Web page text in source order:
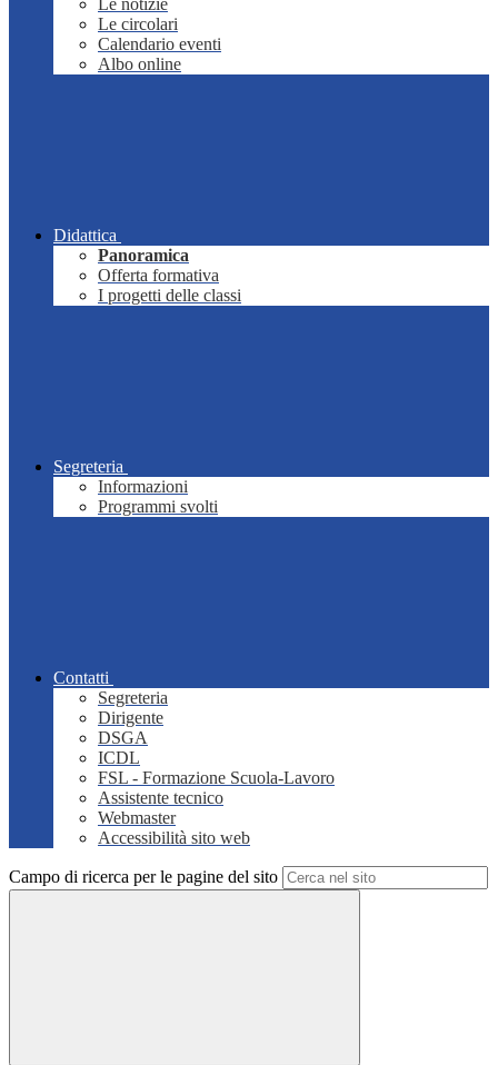
Le notizie
Le circolari
Calendario eventi
Albo online
Didattica
Panoramica
Offerta formativa
I progetti delle classi
Segreteria
Informazioni
Programmi svolti
Contatti
Segreteria
Dirigente
DSGA
ICDL
FSL - Formazione Scuola-Lavoro
Assistente tecnico
Webmaster
Accessibilità sito web
Campo di ricerca per le pagine del sito